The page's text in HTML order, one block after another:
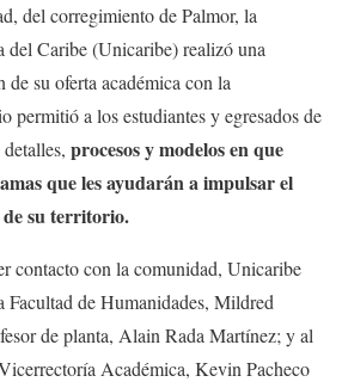
del corregimiento de Palmor, la
Caribe (Unicaribe) realizó una
su oferta académica con la
permitió a los estudiantes y egresados de
procesos y modelos en que
que les ayudarán a impulsar el
su territorio.
contacto con la comunidad, Unicaribe
Facultad de Humanidades, Mildred
de planta, Alain Rada Martínez; y al
Académica, Kevin Pacheco